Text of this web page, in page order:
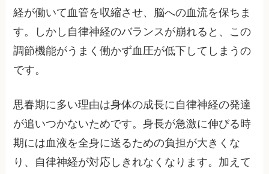
経が働いて血管を収縮させ、脳への血流を保ちま
す。しかし自律神経のバランスが崩れると、この
調節機能がうまく働かず血圧が低下してしまうの
です。
思春期に多い理由は身体の成長に自律神経の発達
が追いつかないためです。身長が急激に伸びる時
期には血液を全身に送るための負担が大きくな
り、自律神経が対応しきれなくなります。加えて